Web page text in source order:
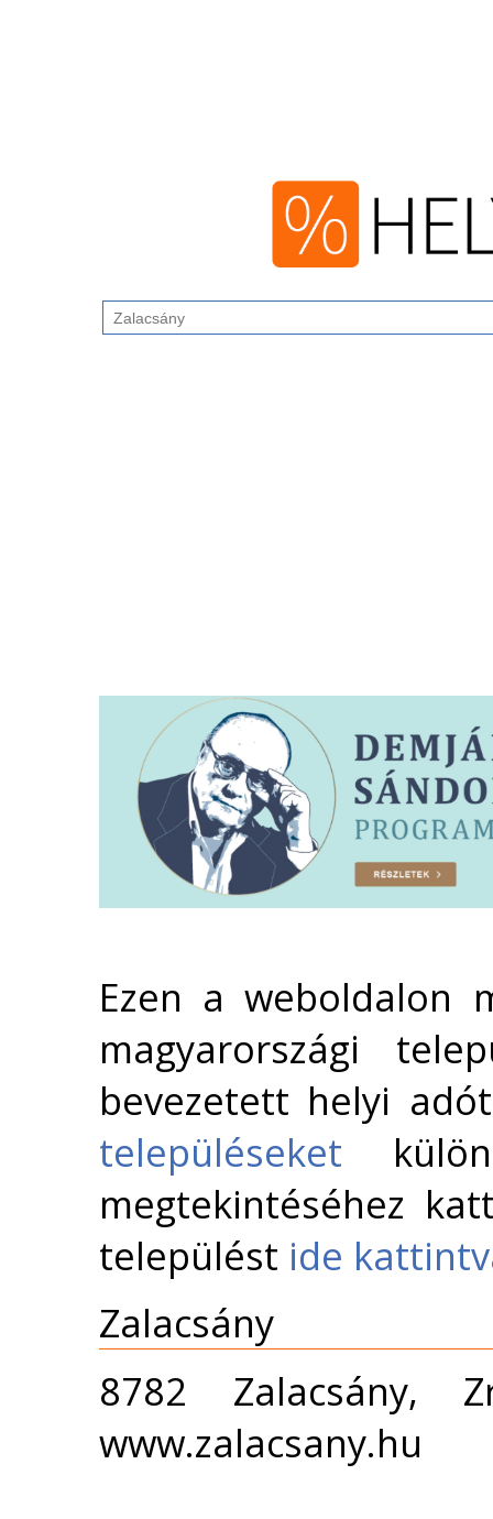
Ezen a weboldalon
magyarországi
bevezetett helyi
településeket
megtekintéséhez
települést ide
Zalacsány
8782
www.zalacsany.hu